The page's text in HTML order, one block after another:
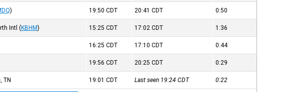
) 19:50CDT 20:41CDT 0:50
Intl (KBHM) 15:25CDT 17:02CDT 1:36
16:25CDT 17:10CDT 0:44
19:56CDT 20:25CDT 0:29
TN 19:01CDT Last seen 19:24CDT 0:22